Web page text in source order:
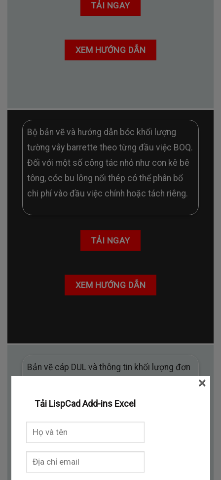
TẢI NGAY
XEM HƯỚNG DẪN
Bộ bản vẽ và hướng dẫn bóc khối lượng
tường vây barrette theo từng đầu việc BOQ.
Đối với một số công tác nhỏ như con kê bê
tông, cóc bu lông nối thép có thể phân bổ
chi phí vào đầu việc chính hoặc tách riêng.
TẢI NGAY
XEM HƯỚNG DẪN
Bản vẽ cáp DUL và thông tin khối lượng đơn
JIS, GB. Kỹ sư QS có thể sử dụng khối
Tải LispCad Add-ins Excel
×